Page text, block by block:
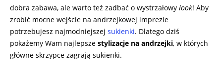
dobra zabawa, ale warto też zadbać o wystrzałowy look! Aby
zrobić mocne wejście na andrzejkowej imprezie
potrzebujesz najmodniejszej sukienki. Dlatego dziś
pokażemy Wam najlepsze stylizacje na andrzejki, w których
główne skrzypce zagrają sukienki.